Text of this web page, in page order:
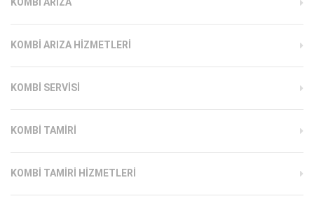
KOMBI ARIZA HIZMETLERI
KOMBI SERVISI
KOMBI TAMIRI
KOMBI TAMIRI HIZMETLERI